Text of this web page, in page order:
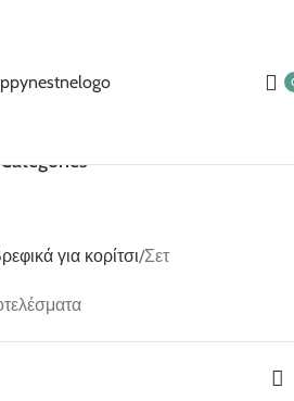
Categories
για κορίτσι Σετ
πληρωμές με κάρτα!